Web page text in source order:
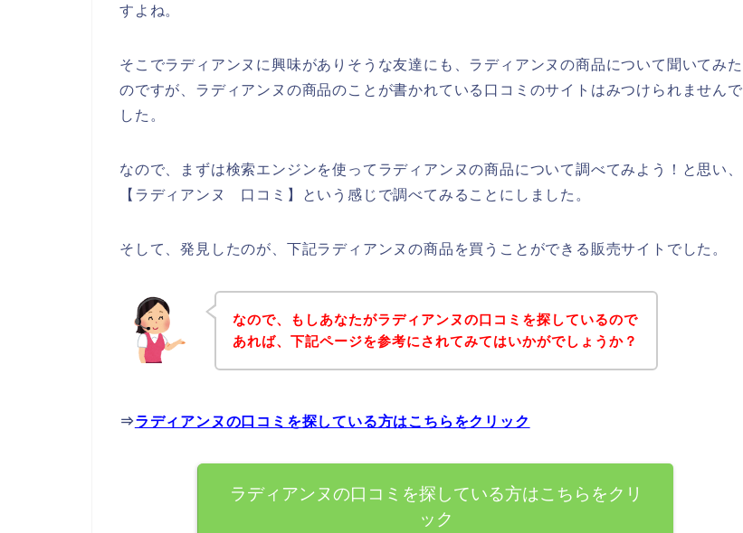
すよね。
そこでラディアンヌに興味がありそうな友達にも、ラディアンヌの商品について聞いてみた
のですが、ラディアンヌの商品のことが書かれている口コミのサイトはみつけられませんで
した。
なので、まずは検索エンジンを使ってラディアンヌの商品について調べてみよう！と思い、
【ラディアンヌ 口コミ】という感じで調べてみることにしました。
そして、発見したのが、下記ラディアンヌの商品を買うことができる販売サイトでした。
なので、もしあなたがラディアンヌの口コミを探しているので
あれば、下記ページを参考にされてみてはいかがでしょうか？
⇒ラディアンヌの口コミを探している方はこちらをクリック
ラディアンヌの口コミを探している方はこちらをクリ
ック